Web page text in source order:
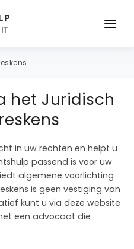
het Juridisch
in uw rechten en helpt u
passend is voor uw
algemene voorlichting
is geen vestiging van
kunt u via deze website
een advocaat die